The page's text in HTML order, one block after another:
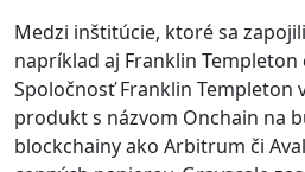
Medzi inštitúcie, ktoré sa
napríklad aj Franklin Templeton
Spoločnosť Franklin Templeton
produkt s názvom Onchain na
blockchainy ako Arbitrum či